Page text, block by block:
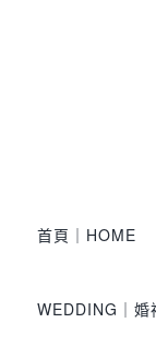
首頁｜HOME
WEDDING｜婚